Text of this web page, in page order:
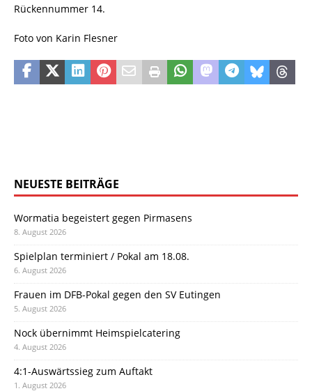
Rückennummer 14.
Foto von Karin Flesner
NEUESTE BEITRÄGE
Wormatia begeistert gegen Pirmasens
8. August 2026
Spielplan terminiert / Pokal am 18.08.
6. August 2026
Frauen im DFB-Pokal gegen den SV Eutingen
5. August 2026
Nock übernimmt Heimspielcatering
4. August 2026
4:1-Auswärtssieg zum Auftakt
1. August 2026